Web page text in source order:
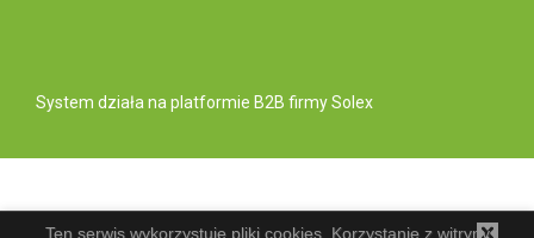
System działa na platformie B2B firmy Solex
Ten serwis wykorzystuje pliki cookies. Korzystanie z witryny